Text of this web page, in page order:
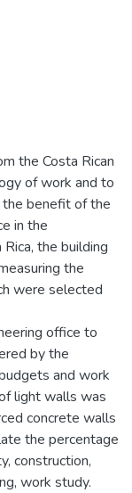
the Costa Rican
of work and to
benefit of the
in the
the building
the
were selected
office to
by the
and work
light walls was
concrete walls
the percentage
construction,
work study.